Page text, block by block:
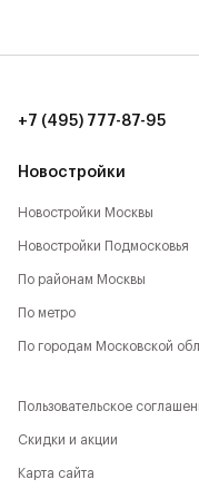
8 мин. до ТЦ
Новостройки
Новостройки Москвы
Новостройки Подмосковья
По районам Москвы
По метро
По городам Московской
+7 (495) 777-87-95
Пользовательское
Скидки и акции
Карта сайта